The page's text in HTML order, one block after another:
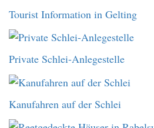
Tourist Information in Gelting
Private Schlei-Anlegestelle
Kanufahren auf der Schlei